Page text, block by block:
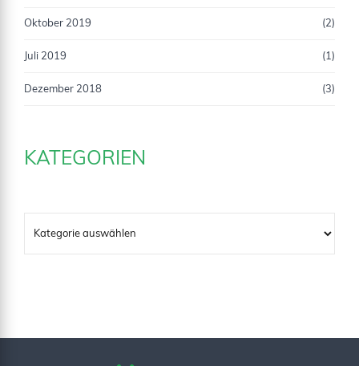
Oktober 2019 (2)
Juli 2019 (1)
Dezember 2018 (3)
KATEGORIEN